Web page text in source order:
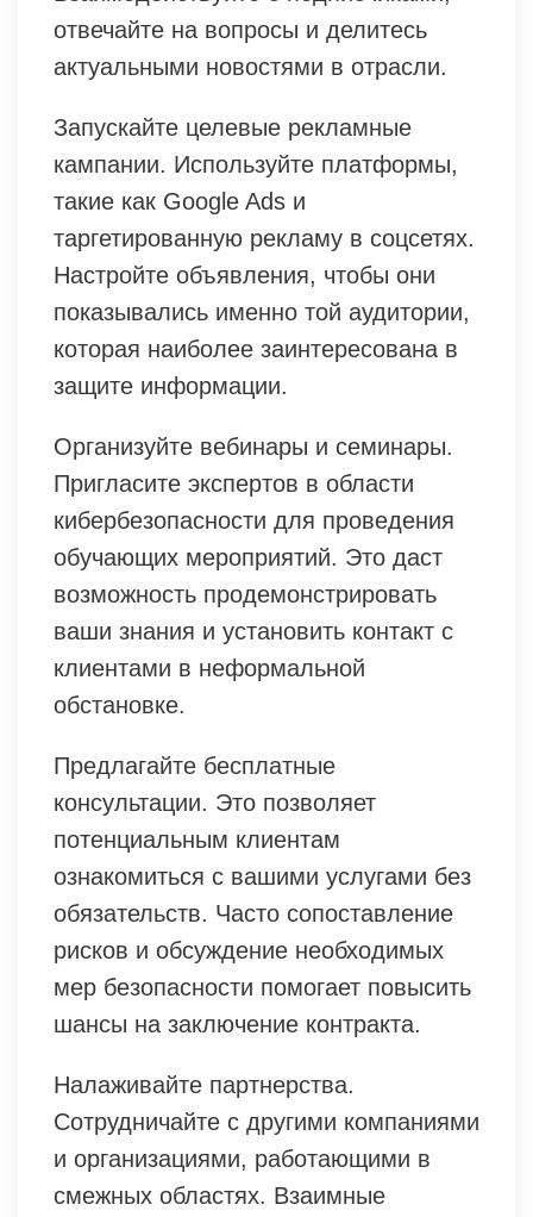
отвечайте на вопросы и делитесь
актуальными новостями в отрасли.
Запускайте целевые рекламные
кампании. Используйте платформы,
такие как Google Ads и
таргетированную рекламу в соцсетях.
Настройте объявления, чтобы они
показывались именно той аудитории,
которая наиболее заинтересована в
защите информации.
Организуйте вебинары и семинары.
Пригласите экспертов в области
кибербезопасности для проведения
обучающих мероприятий. Это даст
возможность продемонстрировать
ваши знания и установить контакт с
клиентами в неформальной
обстановке.
Предлагайте бесплатные
консультации. Это позволяет
потенциальным клиентам
ознакомиться с вашими услугами без
обязательств. Часто сопоставление
рисков и обсуждение необходимых
мер безопасности помогает повысить
шансы на заключение контракта.
Налаживайте партнерства.
Сотрудничайте с другими компаниями
и организациями, работающими в
смежных областях. Взаимные